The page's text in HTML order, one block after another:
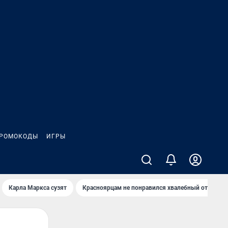
ИГРЫ
Карла Маркса сузят Красноярцам не понравился хвалебный отзыв о